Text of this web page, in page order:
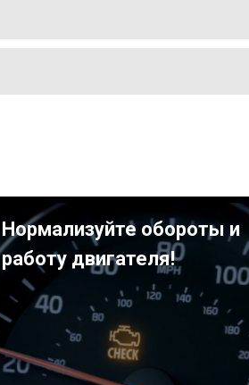
Нормализуйте обороты и
работу двигателя!